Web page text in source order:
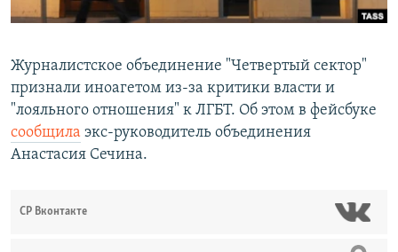
Все сайты РСЕ/РС
Журналистское объединение "Четвертый сектор"
признали иноагетом из-за критики власти и
"лояльного отношения" к ЛГБТ. Об этом в фейсбуке
сообщила экс-руководитель объединения
Анастасия Сечина.
СР Вконтакте